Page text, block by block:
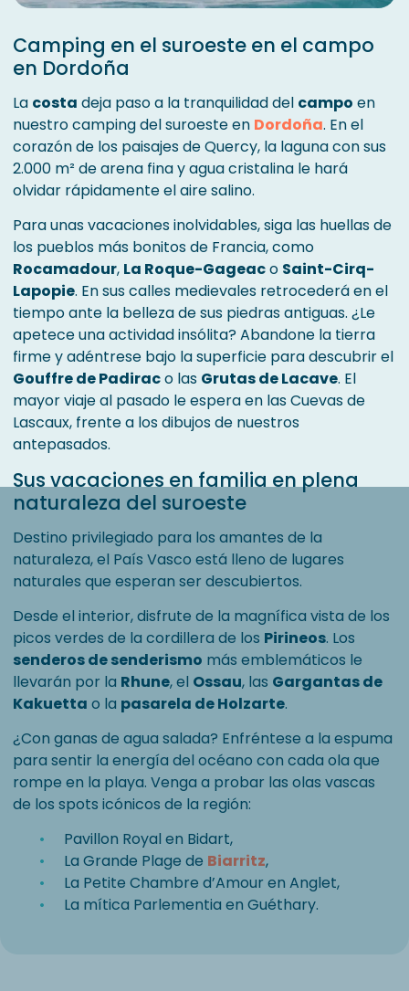
Camping en el suroeste en el campo
en Dordoña
La costa deja paso a la tranquilidad del campo en
nuestro camping del suroeste en Dordoña. En el
corazón de los paisajes de Quercy, la laguna con sus
2.000 m² de arena fina y agua cristalina le hará
olvidar rápidamente el aire salino.
Para unas vacaciones inolvidables, siga las huellas de
los pueblos más bonitos de Francia, como
Rocamadour, La Roque-Gageaco Saint-Cirq-
Lapopie. En sus calles medievales retrocederá en el
tiempo ante la belleza de sus piedras antiguas. ¿Le
apetece una actividad insólita? Abandone la tierra
firme y adéntrese bajo la superficie para descubrir el
Gouffre de Padiraco las Grutas de Lacave. El
mayor viaje al pasado le espera en las Cuevas de
Lascaux, frente a los dibujos de nuestros
antepasados.
Sus vacaciones en familia en plena
naturaleza del suroeste
Destino privilegiado para los amantes de la
naturaleza, el País Vasco está lleno de lugares
naturales que esperan ser descubiertos.
Desde el interior, disfrute de la magnífica vista de los
picos verdes de la cordillera de los Pirineos. Los
senderos de senderismo más emblemáticos le
llevarán por la Rhune, el Ossau, las Gargantas de
Kakuetta o la pasarela de Holzarte.
¿Con ganas de agua salada? Enfréntese a la espuma
para sentir la energía del océano con cada ola que
rompe en la playa. Venga a probar las olas vascas
de los spots icónicos de la región:
Pavillon Royal en Bidart,
La Grande Plage de Biarritz,
La Petite Chambre d’Amour en Anglet,
La mítica Parlementia en Guéthary.